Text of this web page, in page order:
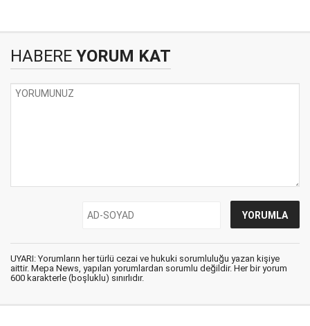
HABERE YORUM KAT
UYARI: Yorumların her türlü cezai ve hukuki sorumluluğu yazan kişiye
aittir. Mepa News, yapılan yorumlardan sorumlu değildir. Her bir yorum
600 karakterle (boşluklu) sınırlıdır.